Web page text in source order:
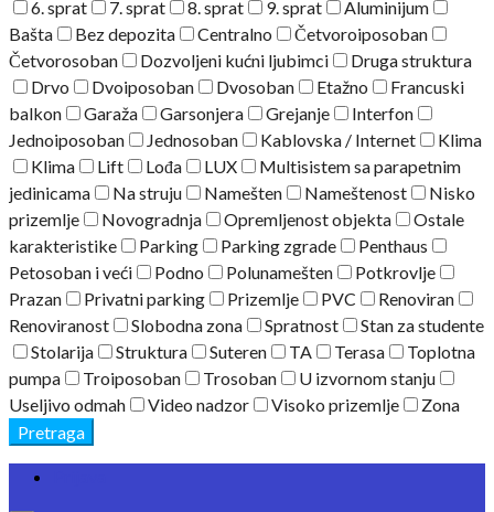
6. sprat
7. sprat 8. sprat 9. sprat
Aluminijum
Bašta
Bez depozita Centralno
Četvoroiposoban
Četvorosoban
Dozvoljeni kućni ljubimci
Druga struktura
Drvo
Dvoiposoban Dvosoban Etažno
Francuski
balkon
Garaža Garsonjera Grejanje
Interfon
Jednoiposoban
Jednosoban Kablovska / Internet
Klima
Klima
Lift Lođa LUX
Multisistem sa parapetnim
jedinicama
Na struju Namešten Nameštenost
Nisko
prizemlje
Novogradnja Opremljenost objekta
Ostale
karakteristike
Parking Parking zgrade
Penthaus
Petosoban i veći
Podno Polunamešten
Potkrovlje
Prazan
Privatni parking Prizemlje PVC
Renoviran
Renoviranost
Slobodna zona Spratnost
Stan za studente
Stolarija
Struktura Suteren TA Terasa
Toplotna
pumpa
Troiposoban Trosoban
U izvornom stanju
Useljivo odmah
Video nadzor Visoko prizemlje
Zona
Pretraga